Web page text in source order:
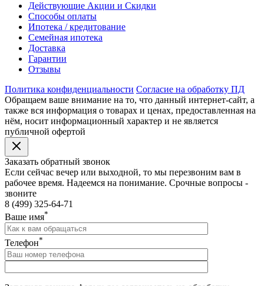
Действующие Акции и Скидки
Способы оплаты
Ипотека / кредитование
Семейная ипотека
Доставка
Гарантии
Отзывы
Политика конфиденциальности Согласие на обработку ПД
Обращаем ваше внимание на то, что данный интернет-сайт, а
также вся информация о товарах и ценах, предоставленная на
нём, носит информационный характер и не является
публичной офертой
Заказать обратный звонок
Если сейчас вечер или выходной, то мы перезвоним вам в
рабочее время. Надеемся на понимание. Срочные вопросы -
звоните
8 (499) 325-64-71
Ваше имя*
Телефон*